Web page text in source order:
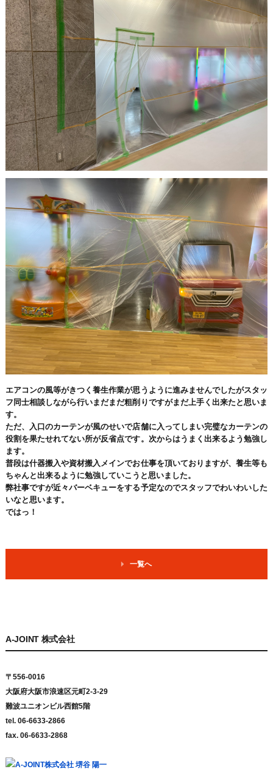
エアコンの風等がきつく養生作業が思うように進みませんでしたがスタッ
フ同士相談しながら行いまだまだ粗削りですがまだ上手く出来たと思いま
す。
ただ、入口のカーテンが風のせいで店舗に入ってしまい完璧なカーテンの
役割を果たせれてない所が反省点です。次からはうまく出来るよう勉強し
ます。
普段は什器搬入や資材搬入メインでお仕事を頂いておりますが、養生等も
ちゃんと出来るように勉強していこうと思いました。
弊社事ですが近々バーベキューをする予定なのでスタッフでわいわいした
いなと思います。
ではっ！
一覧へ
A-JOINT 株式会社
〒556-0016
大阪府大阪市浪速区元町2-3-29
難波ユニオンビル西館5階
tel. 06-6633-2866
fax. 06-6633-2868